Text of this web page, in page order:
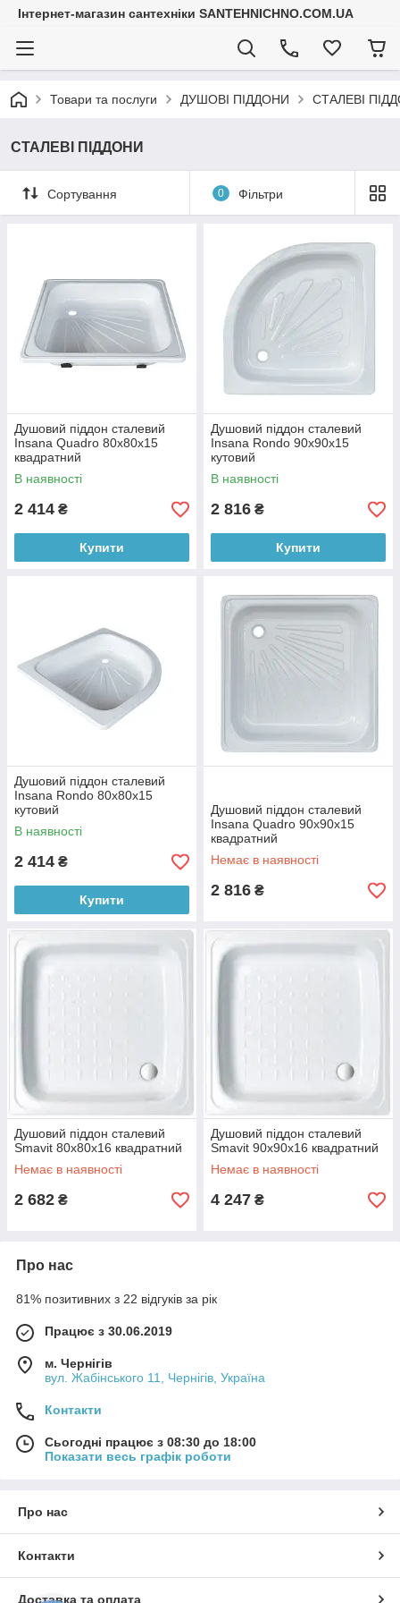
Інтернет-магазин сантехніки SANTEHNICHNO.COM.UA
Товари та послуги ДУШОВІ ПІДДОНИ СТАЛЕВІ
СТАЛЕВІ ПІДДОНИ
Сортування 0 Фільтри
Душовий піддон сталевий
Insana Quadro 80x80x15
квадратний
В наявності
2 414 ₴
Купити
Душовий піддон сталевий
Insana Rondo 90x90x15
кутовий
В наявності
2 816 ₴
Купити
Душовий піддон сталевий
Insana Rondo 80x80x15
кутовий
В наявності
2 414 ₴
Купити
Душовий піддон сталевий
Insana Quadro 90x90x15
квадратний
Немає в наявності
2 816 ₴
Душовий піддон сталевий
Smavit 80x80x16 квадратний
Немає в наявності
2 682 ₴
Душовий піддон сталевий
Smavit 90x90x16 квадратний
Немає в наявності
4 247 ₴
Про нас
81% позитивних з 22 відгуків за рік
Працює з 30.06.2019
м. Чернігів
вул. Жабінського 11, Чернігів, Україна
Контакти
Сьогодні працює з 08:30 до 18:00
Показати весь графік роботи
Про нас
Контакти
Доставка та оплата